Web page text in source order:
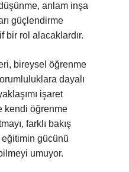
anlam inşa
güçlendirme
bir rol alacaklardır.
bireysel öğrenme
dayalı
işaret
kendi öğrenme
farklı bakış
eğitimin gücünü
umuyor.